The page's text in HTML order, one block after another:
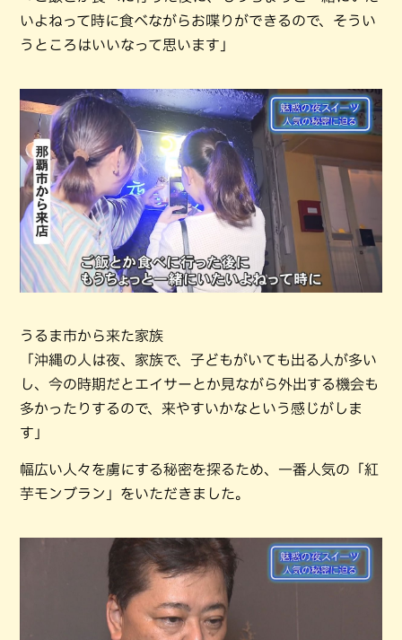
いよねって時に食べながらお喋りができるので、そうい
うところはいいなって思います」
うるま市から来た家族
「沖縄の人は夜、家族で、子どもがいても出る人が多い
し、今の時期だとエイサーとか見ながら外出する機会も
多かったりするので、来やすいかなという感じがしま
す」
幅広い人々を虜にする秘密を探るため、一番人気の「紅
芋モンブラン」をいただきました。